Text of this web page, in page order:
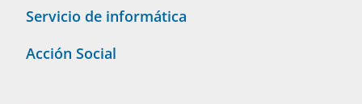
Servicio de informática
Acción Social